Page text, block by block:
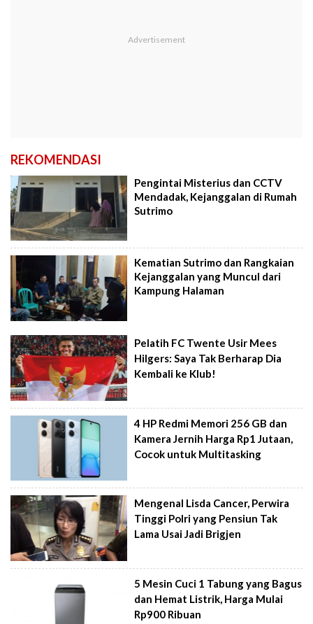
REKOMENDASI
Pengintai Misterius dan CCTV
Mendadak, Kejanggalan di Rumah
Sutrimo
Kematian Sutrimo dan Rangkaian
Kejanggalan yang Muncul dari
Kampung Halaman
Pelatih FC Twente Usir Mees
Hilgers: Saya Tak Berharap Dia
Kembali ke Klub!
4 HP Redmi Memori 256 GB dan
Kamera Jernih Harga Rp1 Jutaan,
Cocok untuk Multitasking
Mengenal Lisda Cancer, Perwira
Tinggi Polri yang Pensiun Tak
Lama Usai Jadi Brigjen
5 Mesin Cuci 1 Tabung yang Bagus
dan Hemat Listrik, Harga Mulai
Rp900 Ribuan